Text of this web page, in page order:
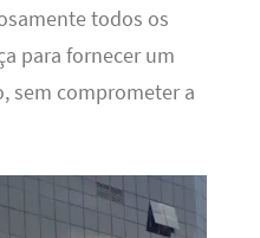
todos os
para fornecer um
sem comprometer a